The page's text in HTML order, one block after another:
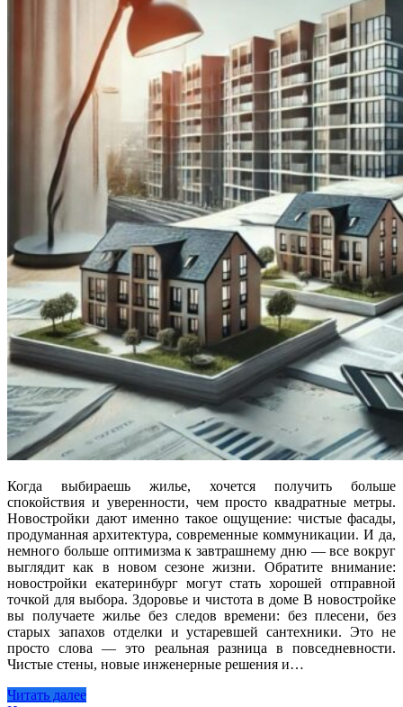
Когда выбираешь жилье, хочется получить больше
спокойствия и уверенности, чем просто квадратные метры.
Новостройки дают именно такое ощущение: чистые фасады,
продуманная архитектура, современные коммуникации. И да,
немного больше оптимизма к завтрашнему дню — все вокруг
выглядит как в новом сезоне жизни. Обратите внимание:
новостройки екатеринбург могут стать хорошей отправной
точкой для выбора. Здоровье и чистота в доме В новостройке
вы получаете жилье без следов времени: без плесени, без
старых запахов отделки и устаревшей сантехники. Это не
просто слова — это реальная разница в повседневности.
Чистые стены, новые инженерные решения и…
Читать далее